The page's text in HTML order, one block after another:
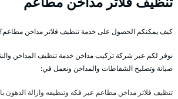
كيف يمكنكم الحصول على خدمة تنظيف فلاتر مداخن مطاعم؟
نوفر لكم عبر شركة تركيب مداخن خدمة تنظيف المداخن
صيانة وتصليح الشفاطات والمداخن ونعمل في:
تنظيف فلاتر مداخن مطاعم عبر فكه وتنظيفه وازالة الدهون